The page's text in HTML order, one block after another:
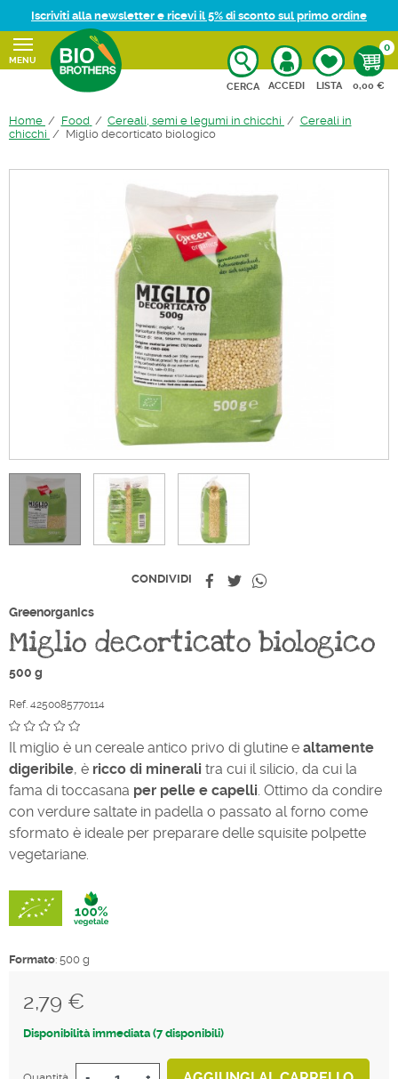
Iscriviti alla newsletter e ricevi il 5% di sconto sul primo ordine
MENU
CERCA ACCEDI LISTA
0
0,00 €
Home Food Cereali, semi e legumi in chicchi
Cereali in
chicchi
Miglio decorticato biologico
CONDIVIDI Condividi
TwittaWhatsapp
Greenorganics
Miglio decorticato biologico
500 g
Ref. 4250085770114
Il miglio è un cereale antico privo di glutine e altamente
digeribile, è ricco di minerali tra cui il silicio, da cui la
fama di toccasana per pelle e capelli . Ottimo da condire
con verdure saltate in padella o passato al forno come
sformato è ideale per preparare delle squisite polpette
vegetariane.
Formato: 500 g
2,79 €
Tasse incluse
Disponibilità immediata (7 disponibili)